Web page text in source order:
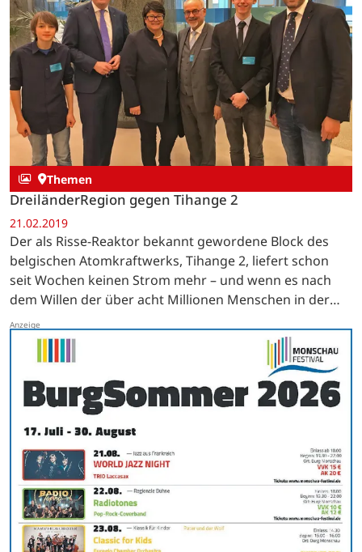
Themen
DreiländerRegion gegen Tihange 2
21.02.2019
Der als Risse-Reaktor bekannt gewordene Block des
belgischen Atomkraftwerks, Tihange 2, liefert schon
seit Wochen keinen Strom mehr – und wenn es nach
dem Willen der über acht Millionen Menschen in der
DreiländerRegion geht, sollte das auch so bleiben.
Immer…